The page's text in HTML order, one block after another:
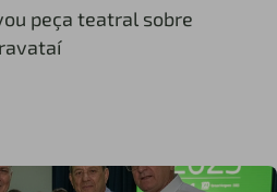
peça teatral sobre